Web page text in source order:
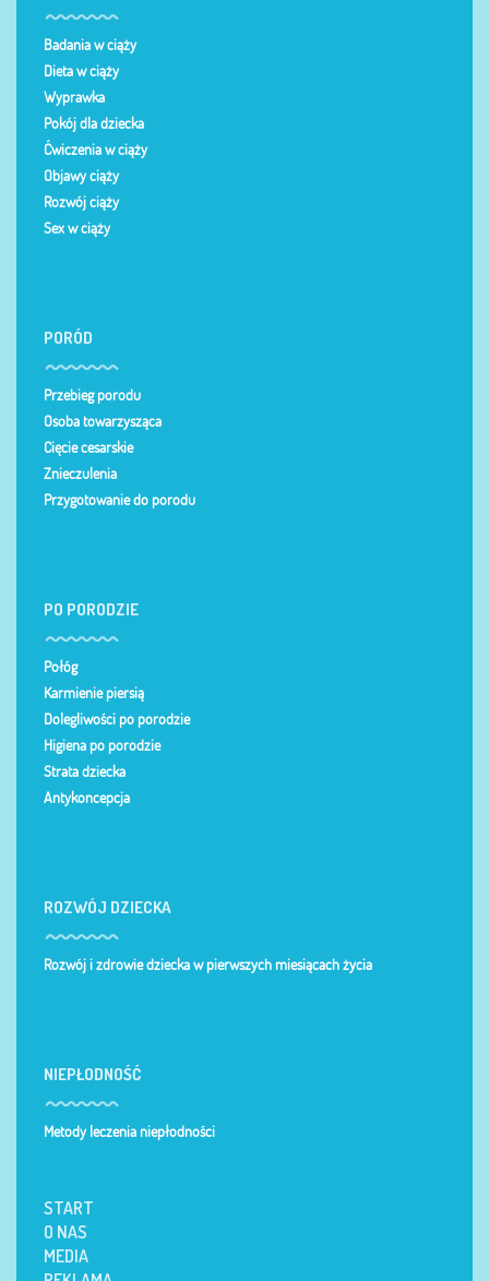
Badania w ciąży
Dieta w ciąży
Wyprawka
Pokój dla dziecka
Ćwiczenia w ciąży
Objawy ciąży
Rozwój ciąży
Sex w ciąży
PORÓD
Przebieg porodu
Osoba towarzysząca
Cięcie cesarskie
Znieczulenia
Przygotowanie do porodu
PO PORODZIE
Połóg
Karmienie piersią
Dolegliwości po porodzie
Higiena po porodzie
Strata dziecka
Antykoncepcja
ROZWÓJ DZIECKA
Rozwój i zdrowie dziecka w pierwszych miesiącach życia
NIEPŁODNOŚĆ
Metody leczenia niepłodności
START
O NAS
MEDIA